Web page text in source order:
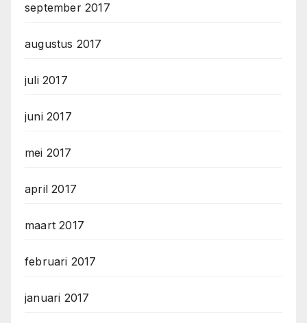
september 2017
augustus 2017
juli 2017
juni 2017
mei 2017
april 2017
maart 2017
februari 2017
januari 2017